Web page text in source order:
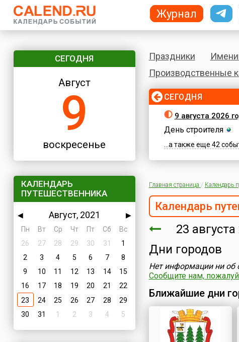
СЕГОДНЯ
Август
9
воскресенье
КАЛЕНДАРЬ
ПУТЕШЕСТВЕННИКА
◀ Август, 2021
▶
Пн
Вт Ср Чт Пт Сб
Вс
26
27 28 29 30 31
1
2
3 4 5 6 7
8
9
10 11 12 13 14
15
16
17 18 19 20 21
22
23
24 25 26 27 28
29
30
31 1 2 3 4 5
Праздники
Производственные
СЕГОДНЯ
9 августа 2026
День строителя
...а также еще 42
Главная страница / Календарь
Календарь
23 августа
Дни городов
Нет информации ни об
Сообщите нам,
Ближайшие дни
Журнал